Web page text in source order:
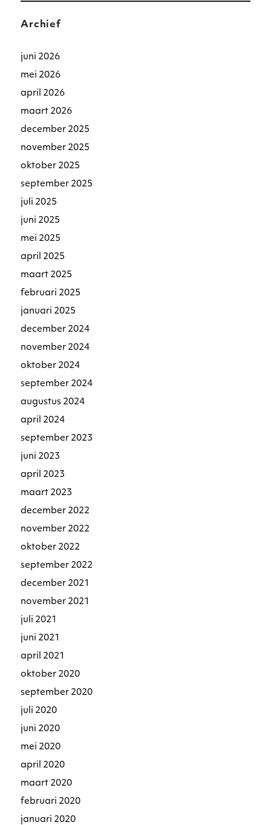
Archief
juni 2026
mei 2026
april 2026
maart 2026
december 2025
november 2025
oktober 2025
september 2025
juli 2025
juni 2025
mei 2025
april 2025
maart 2025
februari 2025
januari 2025
december 2024
november 2024
oktober 2024
september 2024
augustus 2024
april 2024
september 2023
juni 2023
april 2023
maart 2023
december 2022
november 2022
oktober 2022
september 2022
december 2021
november 2021
juli 2021
juni 2021
april 2021
oktober 2020
september 2020
juli 2020
juni 2020
mei 2020
april 2020
maart 2020
februari 2020
januari 2020